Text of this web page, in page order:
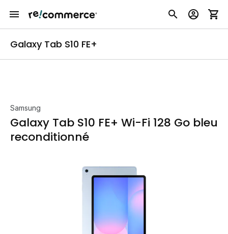
Galaxy Tab S10 FE+
Samsung
Galaxy Tab S10 FE+ Wi-Fi 128 Go bleu
reconditionné